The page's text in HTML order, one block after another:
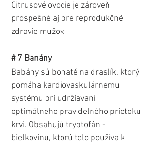
Citrusové ovocie je zároveň
prospešné aj pre reprodukčné
zdravie mužov.
# 7 Banány
Babány sú bohaté na draslík, ktorý
pomáha kardiovaskulárnemu
systému pri udržiavaní
optimálneho pravidelného prietoku
krvi. Obsahujú tryptofán -
bielkovinu, ktorú telo používa k